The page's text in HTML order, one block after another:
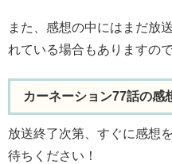
また、感想の中にはまだ放
れている場合もありますの
カーネーション77話の感
放送終了次第、すぐに感想
待ちください！